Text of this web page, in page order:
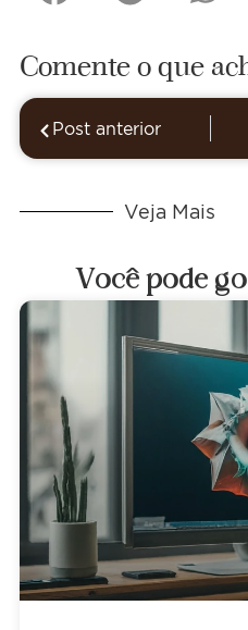
Comente o que
Post anterior
Veja Mais
Você pode